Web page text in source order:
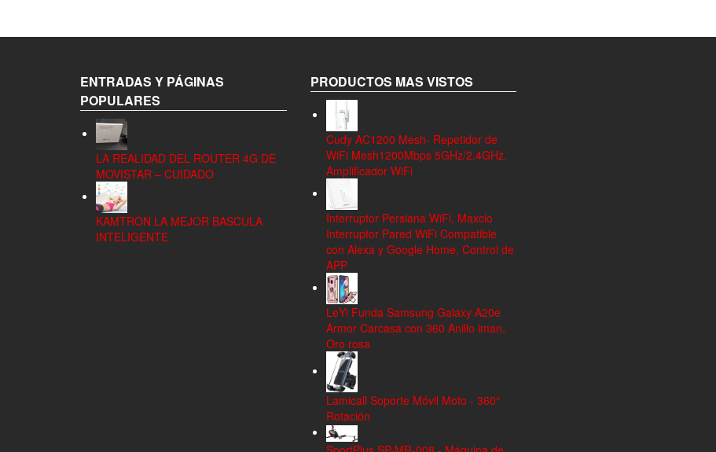
ENTRADAS Y PÁGINAS
POPULARES
LA REALIDAD DEL ROUTER 4G DE
MOVISTAR – CUIDADO
KAMTRON LA MEJOR BASCULA
INTELIGENTE
PRODUCTOS MAS VISTOS
Cudy AC1200 Mesh- Repetidor de
WiFi Mesh1200Mbps 5GHz/2.4GHz,
Amplificador WiFi
Interruptor Persiana WiFi, Maxcio
Interruptor Pared WiFi Compatible
con Alexa y Google Home, Control de
APP
LeYi Funda Samsung Galaxy A20e
Armor Carcasa con 360 Anillo iman,
Oro rosa
Lamicall Soporte Móvil Moto - 360°
Rotación